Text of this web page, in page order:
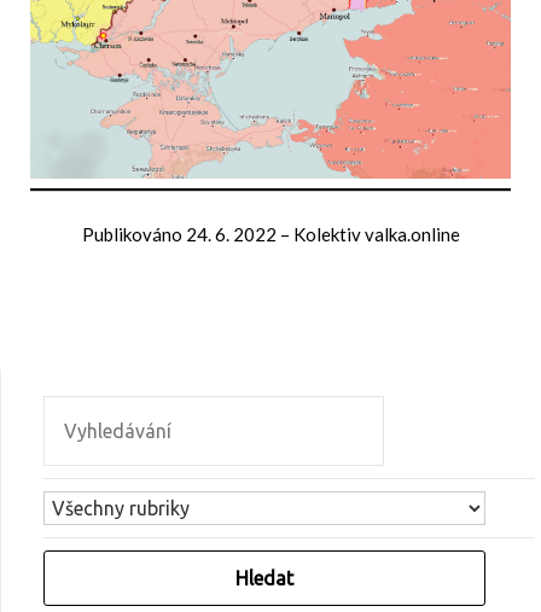
Publikováno 24. 6. 2022 – Kolektiv valka.online